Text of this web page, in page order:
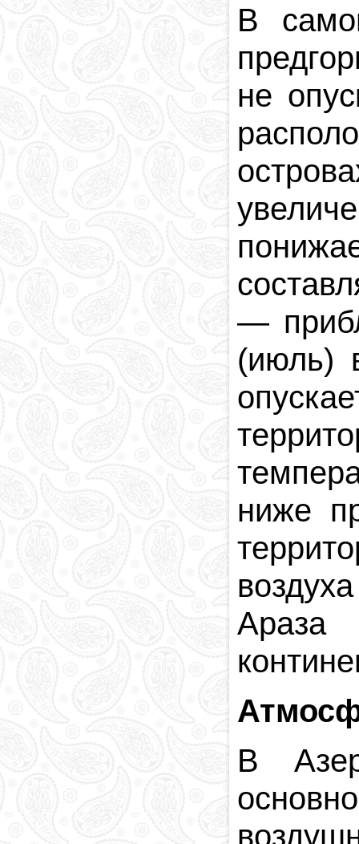
В
не
—
(июль)
ниже
В